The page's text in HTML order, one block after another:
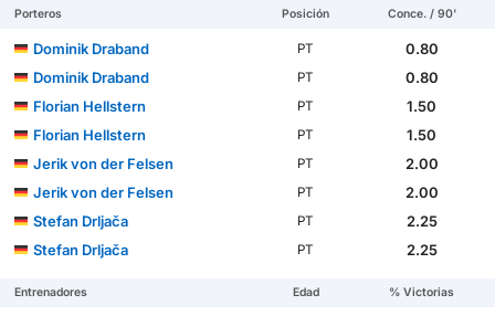
Porteros Posición Conce. / 90'
Dominik Draband PT
0.80
Dominik Draband
PT
0.80
Florian Hellstern
PT
1.50
Florian Hellstern
PT
1.50
Jerik von der Felsen
PT
2.00
Jerik von der Felsen
PT
2.00
Stefan Drljača
PT
2.25
Stefan Drljača
PT 2.25
Entrenadores Edad % Victorias